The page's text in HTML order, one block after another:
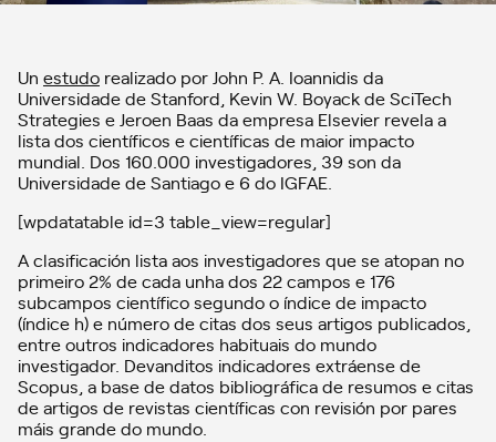
Un estudo realizado por John P. A. Ioannidis da
Universidade de Stanford, Kevin W. Boyack de SciTech
Strategies e Jeroen Baas da empresa Elsevier revela a
lista dos científicos e científicas de maior impacto
mundial. Dos 160.000 investigadores, 39 son da
Universidade de Santiago e 6 do IGFAE.
[wpdatatable id=3 table_view=regular]
A clasificación lista aos investigadores que se atopan no
primeiro 2% de cada unha dos 22 campos e 176
subcampos científico segundo o índice de impacto
(índice h) e número de citas dos seus artigos publicados,
entre outros indicadores habituais do mundo
investigador. Devanditos indicadores extráense de
Scopus, a base de datos bibliográfica de resumos e citas
de artigos de revistas científicas con revisión por pares
máis grande do mundo.